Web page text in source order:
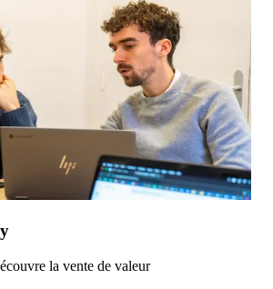
la vente de valeur